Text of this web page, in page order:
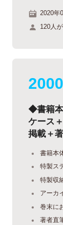
2020年
120人
◆書籍
ケース
掲載＋
書籍本
特製ス
特製収
アーカ
巻末に
著者直